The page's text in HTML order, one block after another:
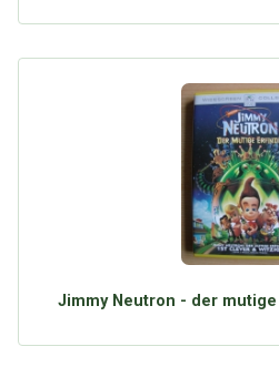
Jimmy Neutron - der mutige